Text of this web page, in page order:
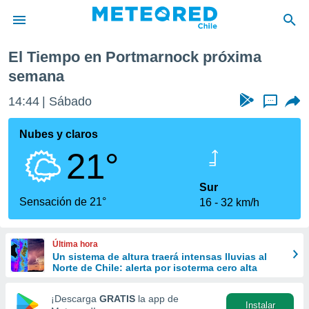
de
para
la
calidad.
a este
forma
digital
El Tiempo en Portmarnock próxima
semana
14:44 Sábado ...
Nubes y claros
21°
Sensación de 21°
Sur
16
32 km/h
Última hora
Un sistema de altura traerá intensas lluvias al
Norte de Chile: alerta por isoterma cero alta
¡Descarga GRATIS la app de
Instalar